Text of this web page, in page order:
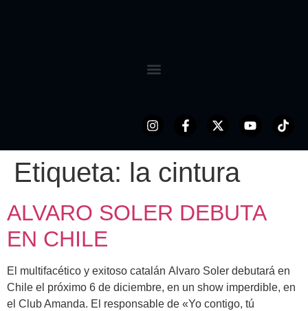
Etiqueta: la cintura
ALVARO SOLER DEBUTA
EN CHILE
El multifacético y exitoso catalán Alvaro Soler debutará en
Chile el próximo 6 de diciembre, en un show imperdible, en
el Club Amanda. El responsable de «Yo contigo, tú